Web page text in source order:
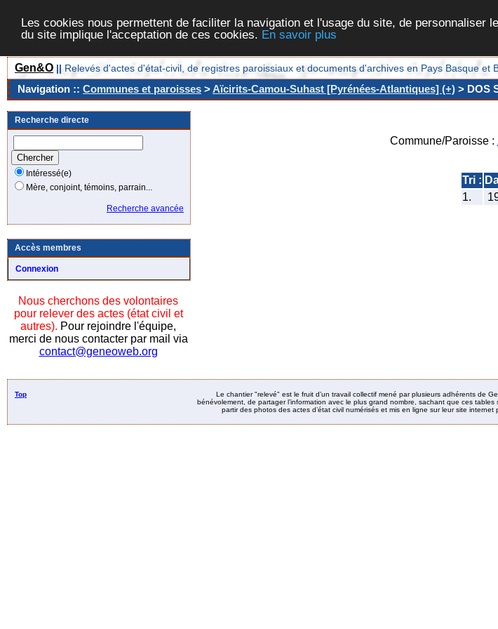
Les cookies nous permettent de faciliter la navigation et l'usage du site, de personnaliser
du site implique l'acceptation de ces cookies. En savoir plus
Gen&O || Relevés d'actes d'état-civil, de registres paroissiaux et documents d'archives en Pays Basque et
Navigation :: Communes et paroisses >Aïcirits-Camou-Suhast [Pyrénées-Atlantiques] (+) > DOS
Recherche directe
Intéressé(e)
Mère, conjoint, témoins, parrain...
Recherche avancée
Accès membres
Connexion
Nous cherchons des volontaires
pour relever des actes (état civil et
autres). Pour rejoindre l'équipe,
merci de nous contacter par mail via
contact@geneoweb.org
Commune/Paroisse :
Tri :
1.
Top
Le chantier "relevé" est le fruit d’un travail collectif mené par plusieurs adhérents de
bénévolement, de partager l’information avec le plus grand nombre, sachant que ces
partir des photos des actes d’état civil numérisés et mis en ligne sur leur site